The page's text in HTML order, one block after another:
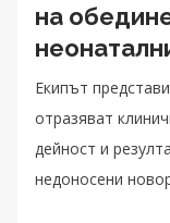
на
Екипът
отразяват
дейност и
недоносени